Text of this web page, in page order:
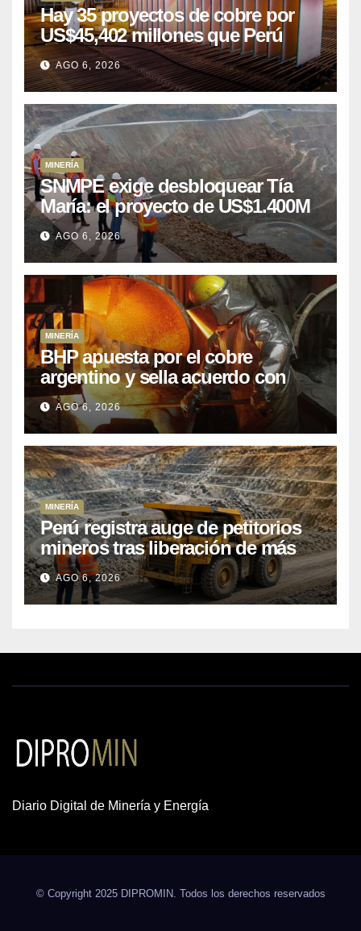
Hay 35 proyectos de cobre por
US$45,402 millones que Perú
puede aprovechar
AGO 6, 2026
MINERÍA
SNMPE exige desbloquear Tía
María: el proyecto de US$1.400M
que Perú lleva 15 años
posponiendo
AGO 6, 2026
MINERÍA
BHP apuesta por el cobre
argentino y sella acuerdo con
Kobrea para siete proyecto
AGO 6, 2026
MINERÍA
Perú registra auge de petitorios
mineros tras liberación de más
de mil concesiones para explorar
cobre y oro
AGO 6, 2026
Diario Digital de Minería y Energía
© Copyright 2025 DIPROMIN. Todos los derechos reservados